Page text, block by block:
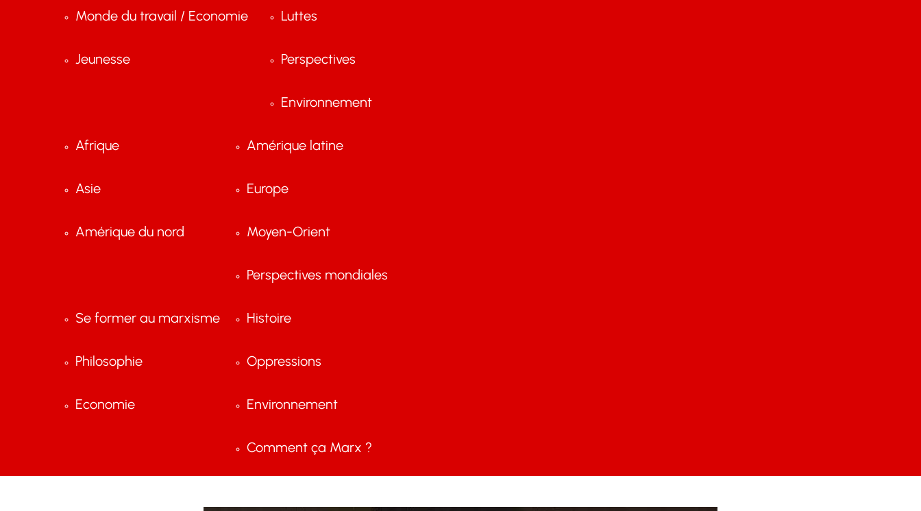
Monde du travail / Economie
Jeunesse
Luttes
Perspectives
Environnement
Afrique
Asie
Amérique du nord
Amérique latine
Europe
Moyen-Orient
Perspectives mondiales
Se former au marxisme
Philosophie
Economie
Histoire
Oppressions
Environnement
Comment ça Marx ?